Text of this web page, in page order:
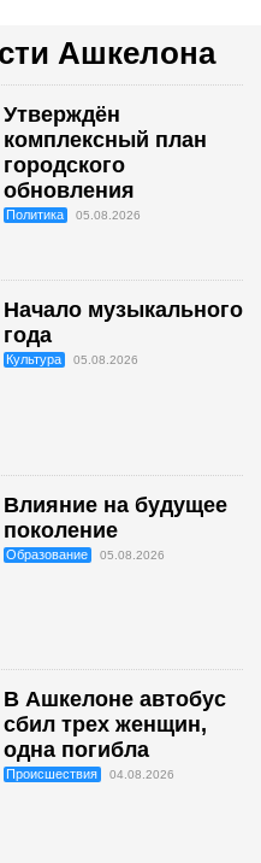
Ашкелона
Утверждён
комплексный план
городского
обновления
Политика 05.08.2026
Начало музыкального
года
Культура 05.08.2026
Влияние на будущее
поколение
Образование 05.08.2026
В Ашкелоне автобус
сбил трех женщин,
одна погибла
Происшествия 04.08.2026